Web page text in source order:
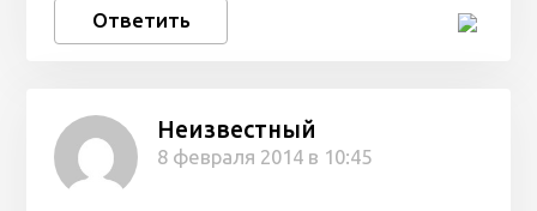
Ответить
Неизвестный
8 февраля 2014 в 10:45